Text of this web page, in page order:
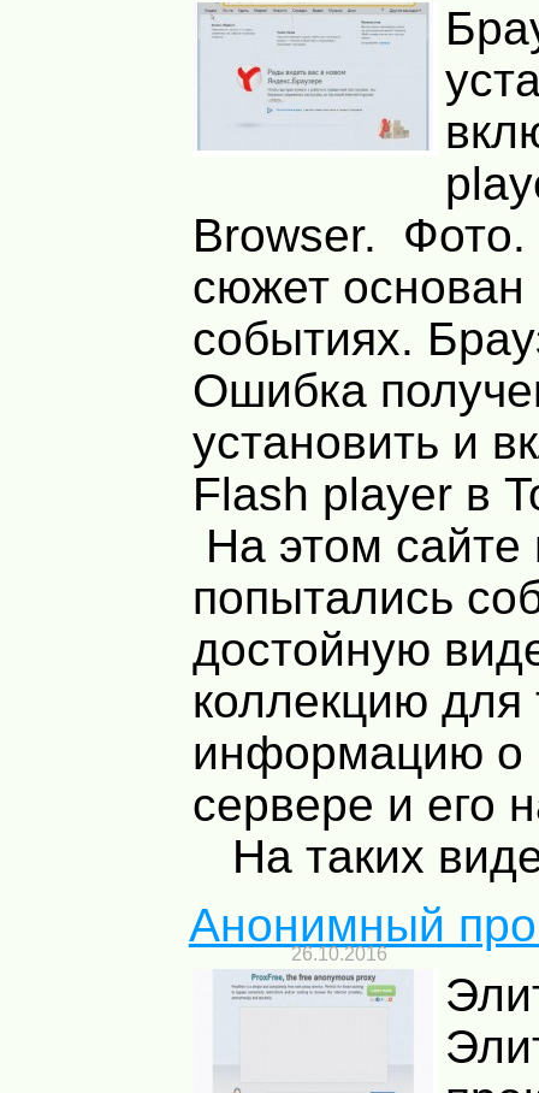
Browser. Фото.
сюжет
событиях.
Ошибка
установить и
Flash player в
На этом
попытались
достойную
коллекцию для
информацию о
сервере и его
На таких
Анонимный
26.10.2016